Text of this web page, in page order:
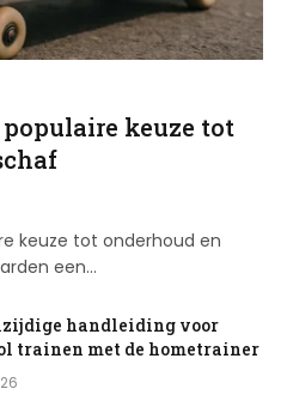
keuze tot
keuze tot onderhoud en
een…
handleiding voor
trainen met de hometrainer